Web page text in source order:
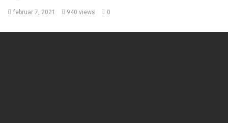
februar 7, 2021 940 views 0